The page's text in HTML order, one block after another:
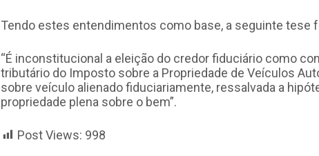
Tendo estes entendimentos como base, a seguinte tese
“É inconstitucional a eleição do credor fiduciário como
tributário do Imposto sobre a Propriedade de Veículos
sobre veículo alienado fiduciariamente, ressalvada a
propriedade plena sobre o bem”.
Post Views: 998